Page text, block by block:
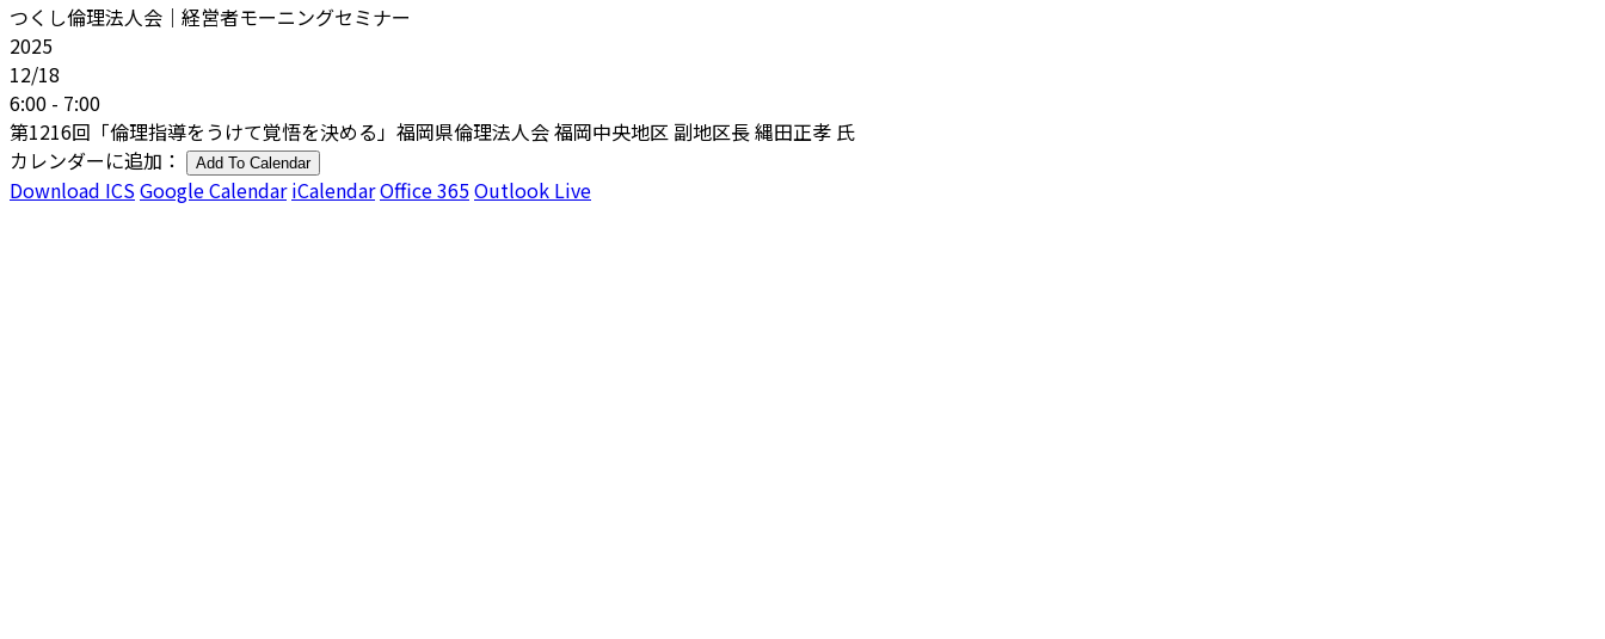
つくし倫理法人会｜経営者モーニングセミナー
2025
12/18
6:00 - 7:00
第1216回「倫理指導をうけて覚悟を決める」福岡県倫理法人会 福岡中央地区 副地区長 縄田正孝 氏
カレンダーに追加：
Add To Calendar
Download ICSGoogle Calendar iCalendarOffice 365Outlook Live